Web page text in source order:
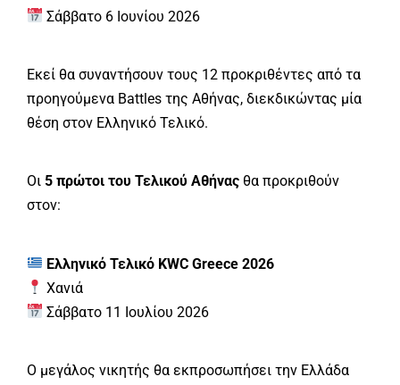
Σάββατο 6 Ιουνίου 2026
Εκεί θα συναντήσουν τους 12 προκριθέντες από τα
προηγούμενα Battles της Αθήνας, διεκδικώντας μία
θέση στον Ελληνικό Τελικό.
Οι 5 πρώτοι του Τελικού Αθήνας θα προκριθούν
στον:
Ελληνικό Τελικό KWC Greece 2026
Χανιά
Σάββατο 11 Ιουλίου 2026
Ο μεγάλος νικητής θα εκπροσωπήσει την Ελλάδα